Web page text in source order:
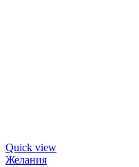
Quick view
Желания